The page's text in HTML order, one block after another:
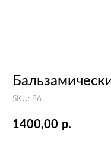
SKU: 86
1400,00 р.